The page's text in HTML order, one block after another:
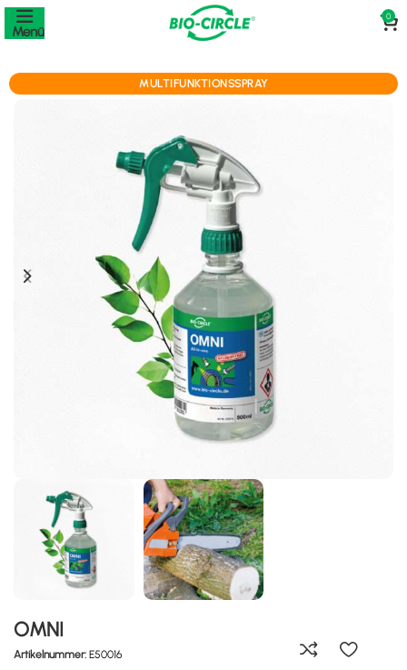
Menü
0
MULTIFUNKTIONSSPRAY
OMNI
Artikelnummer: E50016